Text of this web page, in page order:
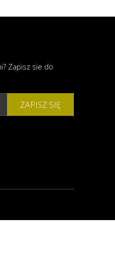
Zapisz sie do
ZAPISZ SIĘ